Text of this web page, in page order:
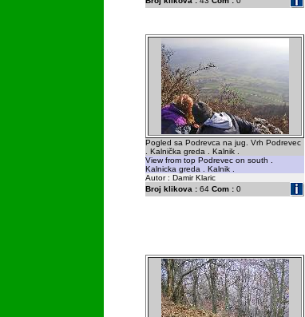
Pogled sa Podrevca na jug. Vrh Podrevec
. Kalnička greda . Kalnik .
View from top Podrevec on south .
Kalnicka greda . Kalnik .
Autor : Damir Klaric
Broj klikova : 64 Com : 0